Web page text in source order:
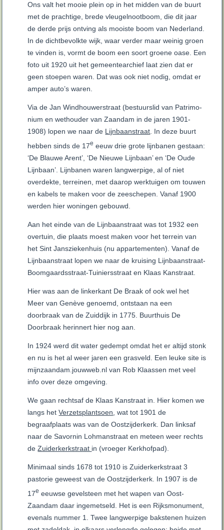
Ons valt het mooie plein op in het midden van de buurt
met de prachtige, brede vleugelnootboom, die dit jaar
de derde prijs ontving als mooiste boom van Nederland.
In de dichtbevolkte wijk, waar verder maar weinig groen
te vinden is, vormt de boom een soort groene oase. Een
foto uit 1920 uit het gemeentearchief laat zien dat er
geen stoepen waren. Dat was ook niet nodig, omdat er
amper auto’s waren.
Via de Jan Windhouwerstraat (bestu­urslid van Pat­ri­mo­
nium en wethouder van Zaan­dam in de jaren 1901-
1908) lopen we naar de Lijnbaanstraat. In deze buurt
hebben sinds de 17e eeuw drie grote lijnbanen gestaan:
‘De Blauwe Arent’, ‘De Nieuwe Lijnbaan’ en ‘De Oude
Lijnbaan’. Lijnbanen waren langwerpige, al of niet
overdekte, terreinen, met daarop werktuigen om touwen
en kabels te maken voor de zeeschepen. Vanaf 1900
werden hier woningen gebouwd.
Aan het einde van de Lijnbaanstraat was tot 1932 een
overtuin, die plaats moest maken voor het terrein van
het Sint Jansziekenhuis (nu appartementen). Vanaf de
Lijnbaanstraat lopen we naar de kruising Lijnbaanstraat-
Boomgaardsstraat-Tuiniersstraat en Klaas Kanstraat.
Hier was aan de linkerkant De Braak of ook wel het
Meer van Genève genoemd, ontstaan na een
doorbraak van de Zuiddijk in 1775. Buurthuis De
Doorbraak herinnert hier nog aan.
In 1924 werd dit water gedempt omdat het er altijd stonk
en nu is het al weer jaren een grasveld. Een leuke site is
mijnzaandam.jouwweb.nl van Rob Klaassen met veel
info over deze omgeving.
We gaan rechtsaf de Klaas Kanstraat in. Hier komen we
langs hetVerzetsplantsoen , wat tot 1901 de
begraafplaats was van de Oostzijderkerk. Dan linksaf
naar de Savornin Lohmanstraat en meteen weer rechts
deZuiderkerkstraat in (vroeger Kerkhofpad).
Minimaal sinds 1678 tot 1910 is Zuiderkerkstraat 3
pastorie geweest van de Oostzijderkerk. In 1907 is de
17e eeuwse gevelsteen met het wapen van Oost-
Zaandam daar ingemetseld. Het is een Rijksmonument,
evenals nummer 1. Twee langwerpige bakstenen huizen